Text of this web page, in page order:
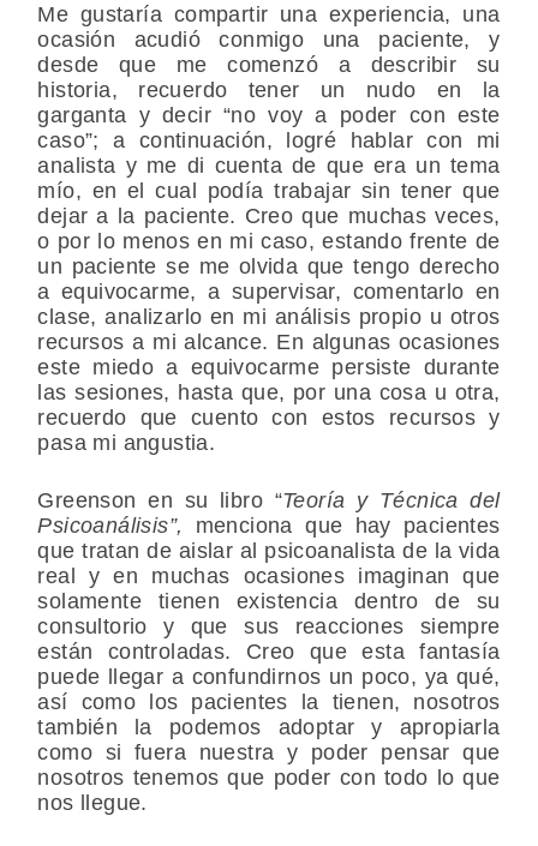
Me gustaría compartir una experiencia, una
ocasión acudió conmigo una paciente, y
desde que me comenzó a describir su
historia, recuerdo tener un nudo en la
garganta y decir “no voy a poder con este
caso”; a continuación, logré hablar con mi
analista y me di cuenta de que era un tema
mío, en el cual podía trabajar sin tener que
dejar a la paciente. Creo que muchas veces,
o por lo menos en mi caso, estando frente de
un paciente se me olvida que tengo derecho
a equivocarme, a supervisar, comentarlo en
clase, analizarlo en mi análisis propio u otros
recursos a mi alcance. En algunas ocasiones
este miedo a equivocarme persiste durante
las sesiones, hasta que, por una cosa u otra,
recuerdo que cuento con estos recursos y
pasa mi angustia.
Greenson en su libro “Teoría y Técnica del
Psicoanálisis”,
menciona que hay pacientes
que tratan de aislar al psicoanalista de la vida
real y en muchas ocasiones imaginan que
solamente tienen existencia dentro de su
consultorio y que sus reacciones siempre
están controladas. Creo que esta fantasía
puede llegar a confundirnos un poco, ya qué,
así como los pacientes la tienen, nosotros
también la podemos adoptar y apropiarla
como si fuera nuestra y poder pensar que
nosotros tenemos que poder con todo lo que
nos llegue.